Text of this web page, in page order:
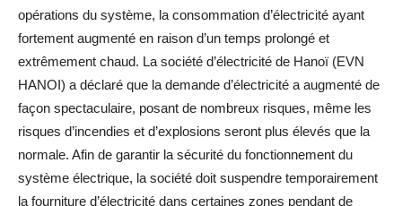
opérations du système, la consommation d’électricité ayant
fortement augmenté en raison d’un temps prolongé et
extrêmement chaud. La société d’électricité de Hanoï (EVN
HANOI) a déclaré que la demande d’électricité a augmenté de
façon spectaculaire, posant de nombreux risques, même les
risques d’incendies et d’explosions seront plus élevés que la
normale. Afin de garantir la sécurité du fonctionnement du
système électrique, la société doit suspendre temporairement
la fourniture d’électricité dans certaines zones pendant de